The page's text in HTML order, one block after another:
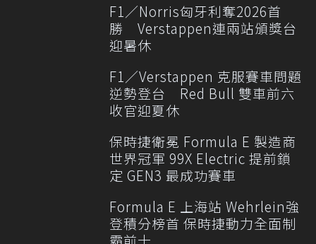
F1／Norris匈牙利奪2026首
勝 Verstappen連兩站頒獎台
迎暑休
F1／Verstappen 克服賽車問題
逆勢登台 Red Bull 雙車前六
收官迎夏休
保時捷衛冕 Formula E 製造商
世界冠軍 99X Electric 提前鎖
定 GEN3 最成功賽車
Formula E 上海站 Wehrlein強
登積分榜首 保時捷動力全面制
霸前十